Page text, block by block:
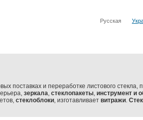
Русская
поставках и переработке листового стекла,
зеркала, стеклопакеты, инструмент и
стеклоблоки, изготавливает витражи.